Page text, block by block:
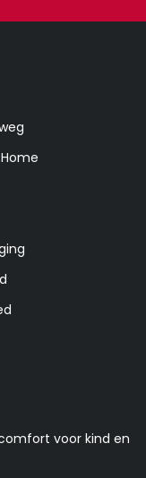
voor kind en